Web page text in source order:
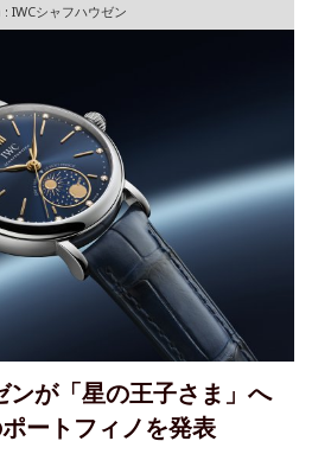
: IWCシャフハウゼン
ンが「星の王子さま」へ
ートフィノを発表